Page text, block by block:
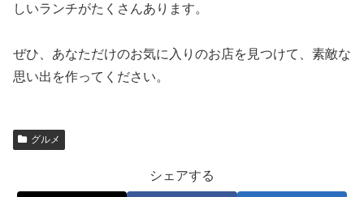
しいランチがたくさんあります。
ぜひ、あなただけのお気に入りのお店を見つけて、素敵な
思い出を作ってください。
グルメ
シェアする